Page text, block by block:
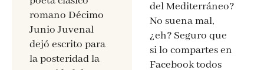
romano Décimo
Junio Juvenal
dejó escrito para
la posteridad la
del Mediterráneo?
No suena mal,
¿eh? Seguro que
si lo compartes en
Facebook todos